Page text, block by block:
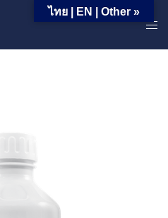
ตสาหกรรม | กลุ่มสินค้าในงาน
ไทย | EN | Other »